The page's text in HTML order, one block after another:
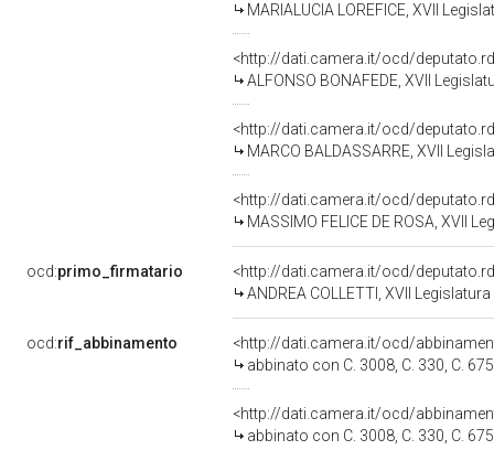
MARIALUCIA LOREFICE, XVII
<http://dati.camera.it/ocd/
ALFONSO BONAFEDE, XVII
<http://dati.camera.it/ocd/
MARCO BALDASSARRE, XVII
<http://dati.camera.it/ocd/
MASSIMO FELICE DE ROSA, XVII
ocd:primo_firmatario
<http://dati.camera.it/ocd/
ANDREA COLLETTI, XVII
ocd:rif_abbinamento
<http://dati.camera.it/ocd/
abbinato con C. 3008, C. 330, C.
<http://dati.camera.it/ocd/
abbinato con C. 3008, C. 330, C.